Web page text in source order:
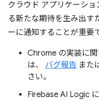
クラウド アプリケーシ
る新たな期待を生み出す
ーに通知することが重要で
Chrome の実装に
は、 バグ報告 また
さい。
Firebase AI Logic